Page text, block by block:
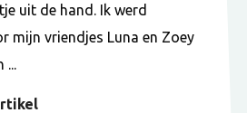
uit de hand. Ik werd
mijn vriendjes Luna en Zoey
...